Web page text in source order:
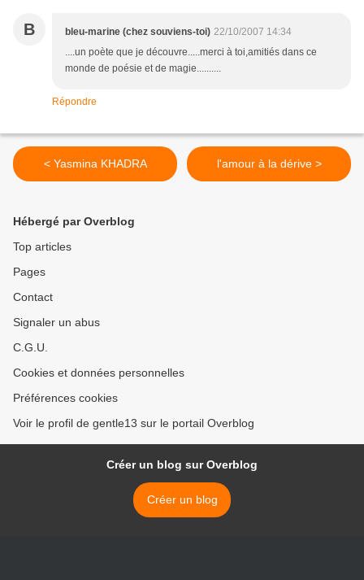
B bleu-marine (chez souviens-toi) 22/10/2007 14:34
....un poète que je découvre.....merci à toi,amitiés dans ce
monde de poésie et de magie..........
Répondre
< Yasmina KHADRA l'amour à la dérive >
Hébergé par Overblog
Top articles
Pages
Contact
Signaler un abus
C.G.U.
Cookies et données personnelles
Préférences cookies
Voir le profil de gentle13 sur le portail Overblog
Créer un blog sur Overblog
Créer un blog